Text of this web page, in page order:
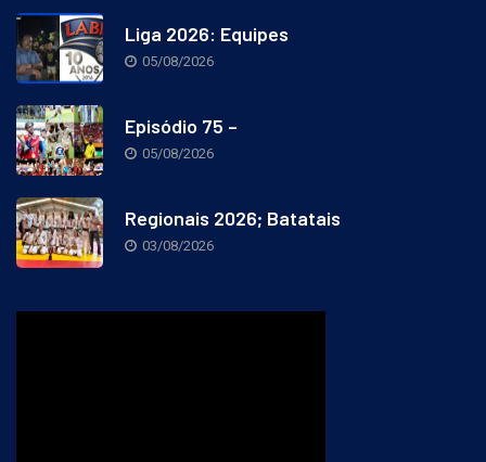
Liga 2026: Equipes
05/08/2026
Episódio 75 –
05/08/2026
Regionais 2026; Batatais
03/08/2026